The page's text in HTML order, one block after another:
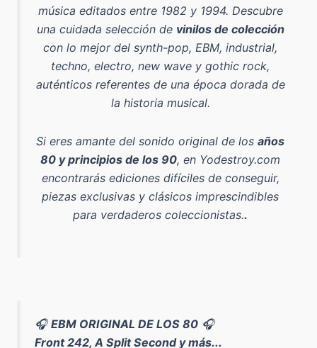
música editados entre 1982 y 1994. Descubre
una cuidada selección de vinilos de colección
con lo mejor del synth-pop, EBM, industrial,
techno, electro, new wave y gothic rock,
auténticos referentes de una época dorada de
la historia musical.
Si eres amante del sonido original de los años
80 y principios de los 90, en Yodestroy.com
encontrarás ediciones difíciles de conseguir,
piezas exclusivas y clásicos imprescindibles
para verdaderos coleccionistas..
🎧EBM ORIGINAL DE LOS 80 🎧
Front 242, A Split Second y más...